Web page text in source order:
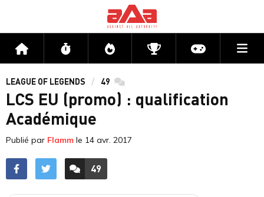
Accueil Flux Directs CompétitionsActu jeux
LEAGUE OF LEGENDS 49 commentaires
LCS EU (promo) : qualification
Académique
Publié par Flamm le 14 avr. 2017
ACCÉDER AUX
49
COMMENTAIRES